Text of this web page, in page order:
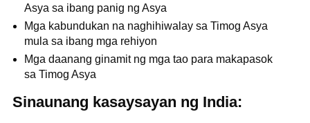
Asya sa ibang panig ng Asya
Mga kabundukan na naghihiwalay sa Timog Asya
mula sa ibang mga rehiyon
Mga daanang ginamit ng mga tao para makapasok
sa Timog Asya
Sinaunang kasaysayan ng India: